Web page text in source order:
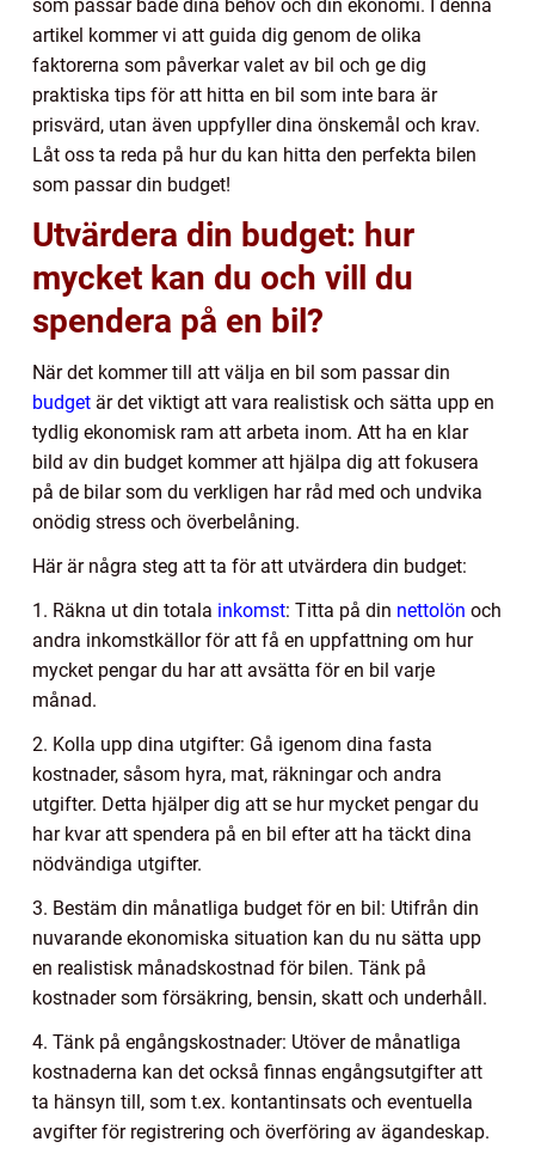
som passar både dina behov och din ekonomi. I denna
artikel kommer vi att guida dig genom de olika
faktorerna som påverkar valet av bil och ge dig
praktiska tips för att hitta en bil som inte bara är
prisvärd, utan även uppfyller dina önskemål och krav.
Låt oss ta reda på hur du kan hitta den perfekta bilen
som passar din budget!
Utvärdera din budget: hur
mycket kan du och vill du
spendera på en bil?
När det kommer till att välja en bil som passar din
budget är det viktigt att vara realistisk och sätta upp en
tydlig ekonomisk ram att arbeta inom. Att ha en klar
bild av din budget kommer att hjälpa dig att fokusera
på de bilar som du verkligen har råd med och undvika
onödig stress och överbelåning.
Här är några steg att ta för att utvärdera din budget:
1. Räkna ut din totala inkomst: Titta på din nettolön och
andra inkomstkällor för att få en uppfattning om hur
mycket pengar du har att avsätta för en bil varje
månad.
2. Kolla upp dina utgifter: Gå igenom dina fasta
kostnader, såsom hyra, mat, räkningar och andra
utgifter. Detta hjälper dig att se hur mycket pengar du
har kvar att spendera på en bil efter att ha täckt dina
nödvändiga utgifter.
3. Bestäm din månatliga budget för en bil: Utifrån din
nuvarande ekonomiska situation kan du nu sätta upp
en realistisk månadskostnad för bilen. Tänk på
kostnader som försäkring, bensin, skatt och underhåll.
4. Tänk på engångskostnader: Utöver de månatliga
kostnaderna kan det också finnas engångsutgifter att
ta hänsyn till, som t.ex. kontantinsats och eventuella
avgifter för registrering och överföring av ägandeskap.